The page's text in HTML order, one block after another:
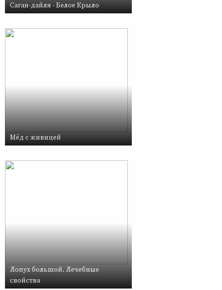
Саган-дайля - Белое Крыло
Мёд с живицей
Лопух большой. Лечебные
свойства